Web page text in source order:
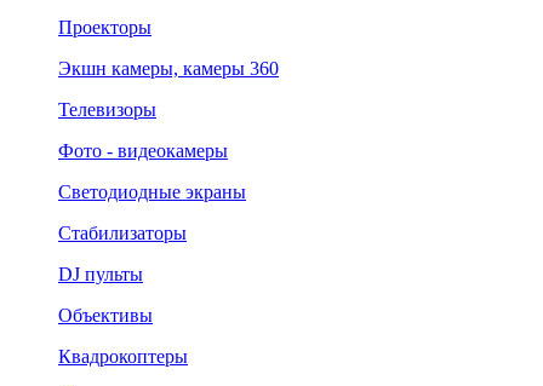
Проекторы
Экшн камеры, камеры 360
Телевизоры
Фото - видеокамеры
Светодиодные экраны
Стабилизаторы
DJ пульты
Объективы
Квадрокоптеры